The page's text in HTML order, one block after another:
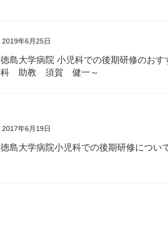
2019年6月25日
徳島大学病院 小児科での後期研修のお
科 助教 須賀 健一～
2017年6月19日
徳島大学病院小児科での後期研修につい